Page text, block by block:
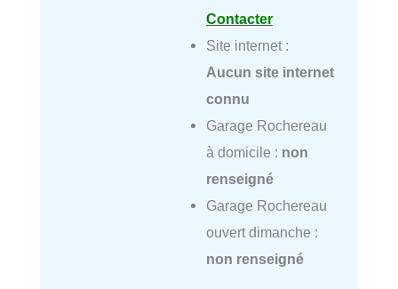
Contacter
Site internet :
Aucun site internet
connu
Garage Rochereau
à domicile : non
renseigné
Garage Rochereau
ouvert dimanche :
non renseigné